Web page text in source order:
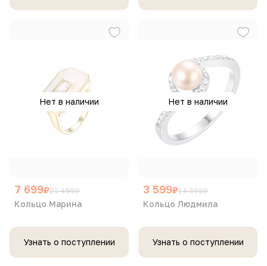
Нет в наличии
7 699₽21 499₽
Кольцо Марина
Узнать о поступлении
Нет в наличии
3 599₽14 599₽
Кольцо Людмила
Узнать о поступлении